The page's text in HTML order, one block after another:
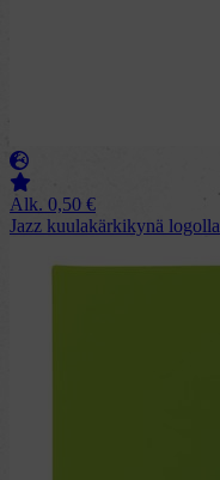
Alk. 0,50 €
Jazz kuulakärkikynä logolla